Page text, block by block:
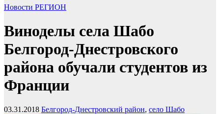
Новости РЕГИОН
Виноделы села Шабо
Белгород-Днестровского
района обучали студентов из
Франции
03.31.2018 Белгород-Днестровский район, село Шабо